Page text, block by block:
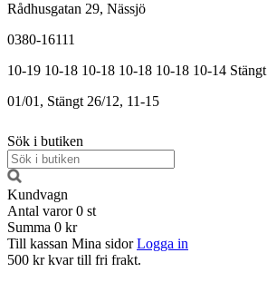
Rådhusgatan 29, Nässjö
0380-16111
10-19 10-18 10-18 10-18 10-18 10-14 Stängt
01/01, Stängt 26/12, 11-15
Sök i butiken
Kundvagn
Antal varor 0 st
Summa 0 kr
Till kassan Mina sidor Logga in
500 kr kvar till fri frakt.